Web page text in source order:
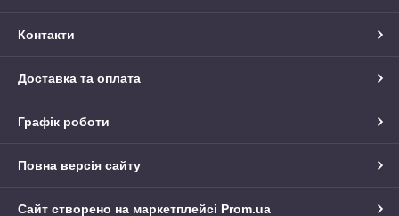
Контакти
Доставка та оплата
Графік роботи
Повна версія сайту
Сайт створено на маркетплейсі Prom.ua